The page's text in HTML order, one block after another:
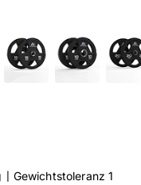
Gewichtstoleranz 1